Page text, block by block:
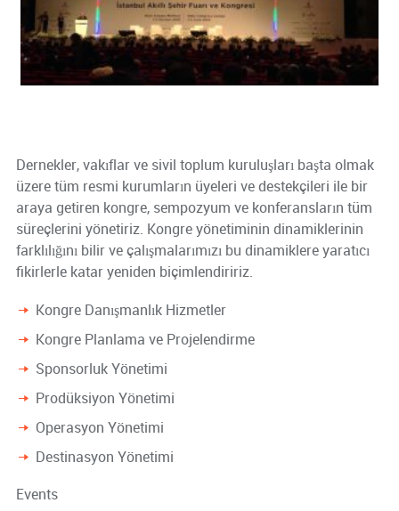
Dernekler, vakıflar ve sivil toplum kuruluşları başta olmak
üzere tüm resmi kurumların üyeleri ve destekçileri ile bir
araya getiren kongre, sempozyum ve konferansların tüm
süreçlerini yönetiriz. Kongre yönetiminin dinamiklerinin
farklılığını bilir ve çalışmalarımızı bu dinamiklere yaratıcı
fikirlerle katar yeniden biçimlendiririz.
Kongre Danışmanlık Hizmetler
Kongre Planlama ve Projelendirme
Sponsorluk Yönetimi
Prodüksiyon Yönetimi
Operasyon Yönetimi
Destinasyon Yönetimi
Events